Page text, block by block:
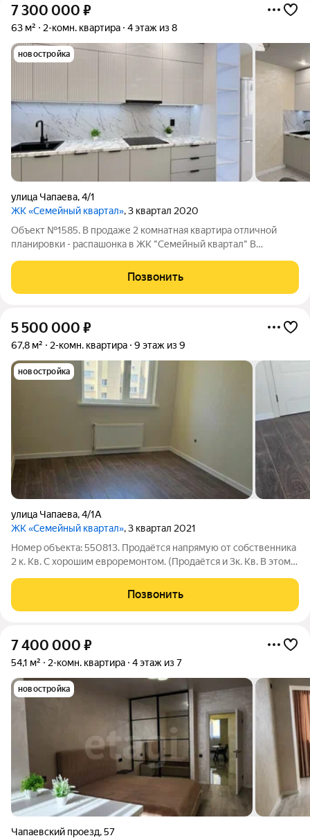
7 300 000 ₽
63 м² 2-комн. квартира 4 этаж из 8
новостройка
улица Чапаева,4/1
ЖК «Семейный квартал», 3 квартал 2020
Объект №1585. В продаже 2 комнатная квартира отличной
планировки - распашонка в ЖК "Семейный квартал" В
использованием качественных материалов. На стенах
декоративное покрытие "мокрый шелк с
Позвонить
5 500 000 ₽
67,8 м² 2-комн. квартира 9 этаж из 9
новостройка
улица Чапаева,4/1А
ЖК «Семейный квартал», 3 квартал 2021
Номер объекта: 550813. Продаётся напрямую от собственника
2 к. Кв. С хорошим евроремонтом. (Продаётся и 3к. Кв. В этом
сантехника, двери внутр. И входные, ламинат, розетки, и т. Д)
очень
Позвонить
7 400 000 ₽
54,1 м² 2-комн. квартира 4 этаж из 7
новостройка
Чапаевский проезд,57